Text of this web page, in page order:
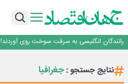
افزایش قیمت بلیت اتوبوس فصلی شد؟
رانندگان انگلیسی به سرقت سوخت روی آوردند!
روزنامه ۱۷ مرداد
افزایش قیمت بلیت اتوبوس فصلی شد؟
نتایج جستجو :جغرافیا